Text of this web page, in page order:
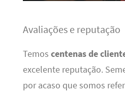
Avaliações e reputação
Temos centenas de
excelente reputação.
por acaso que somos